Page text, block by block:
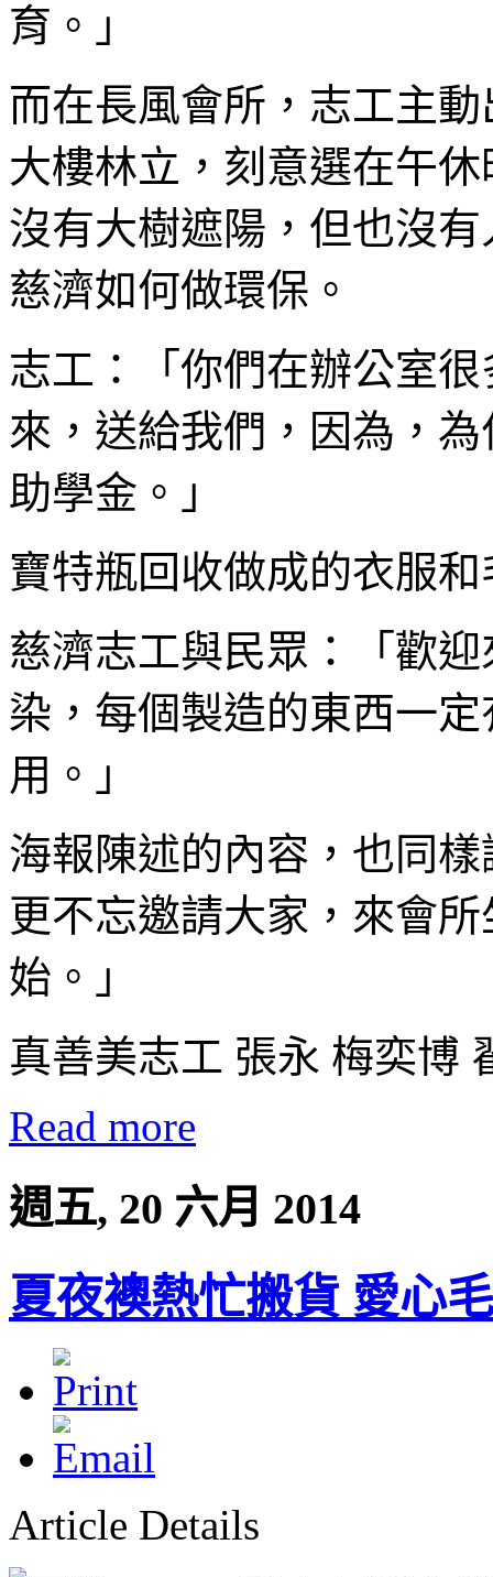
育。」
而在長風會所，志工主
大樓林立，刻意選在午
沒有大樹遮陽，但也沒
慈濟如何做環保。
志工：「你們在辦公室
來，送給我們，因為，
助學金。」
寶特瓶回收做成的衣服
慈濟志工與民眾：「歡
染，每個製造的東西一
用。」
海報陳述的內容，也同
更不忘邀請大家，來會
始。」
真善美志工 張永 梅奕博
Read more
週五, 20 六月 2014
夏夜襖熱忙搬貨 愛心
Article Details